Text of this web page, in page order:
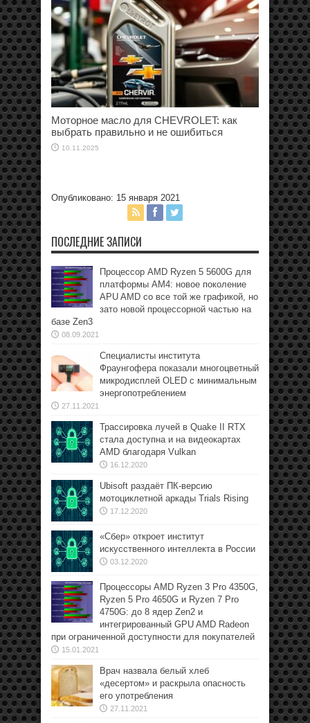
Моторное масло для CHEVROLET: как
выбрать правильно и не ошибиться
10.11.2025
Опубликовано: 15 января 2021
ПОСЛЕДНИЕ ЗАПИСИ
Процессор AMD Ryzen 5 5600G для
платформы АМ4: новое поколение
APU AMD со все той же графикой, но
зато новой процессорной частью на
базе Zen3
08.09.2021
Специалисты института
Фраунгофера показали многоцветный
микродисплей OLED с минимальным
энергопотреблением
27.11.2021
Трассировка лучей в Quake II RTX
стала доступна и на видеокартах
AMD благодаря Vulkan
16.12.2020
Ubisoft раздаёт ПК-версию
мотоциклетной аркады Trials Rising
17.12.2020
«Сбер» откроет институт
искусственного интеллекта в России
03.12.2020
Процессоры AMD Ryzen 3 Pro 4350G,
Ryzen 5 Pro 4650G и Ryzen 7 Pro
4750G: до 8 ядер Zen2 и
интегрированный GPU AMD Radeon
при ограниченной доступности для покупателей
15.01.2021
Врач назвала белый хлеб
«десертом» и раскрыла опасность
его употребления
27.11.2021